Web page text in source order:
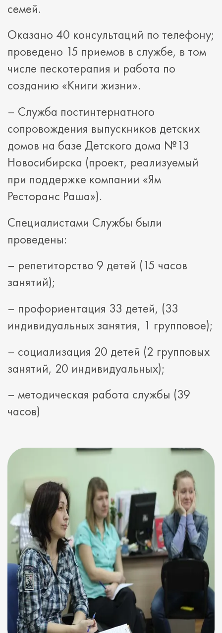
семей.
Оказано 40 консультаций по телефону;
проведено 15 приемов в службе, в том
числе пескотерапия и работа по
созданию «Книги жизни».
– Служба постинтернатного
сопровождения выпускников детских
домов на базе Детского дома №13
Новосибирска (проект, реализуемый
при поддержке компании «Ям
Ресторанс Раша»).
Специалистами Службы были
проведены:
– репетиторство 9 детей (15 часов
занятий);
– профориентация 33 детей, (33
индивидуальных занятия, 1 групповое);
– социализация 20 детей (2 групповых
занятий, 20 индивидуальных);
– методическая работа службы (39
часов)